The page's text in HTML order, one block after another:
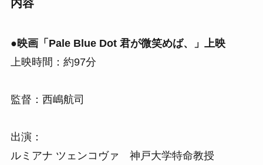
内容
●映画「Pale Blue Dot 君が微笑めば、」上映
上映時間：約97分
監督：西嶋航司
出演：
ルミアナ ツェンコヴァ 神戸大学特命教授